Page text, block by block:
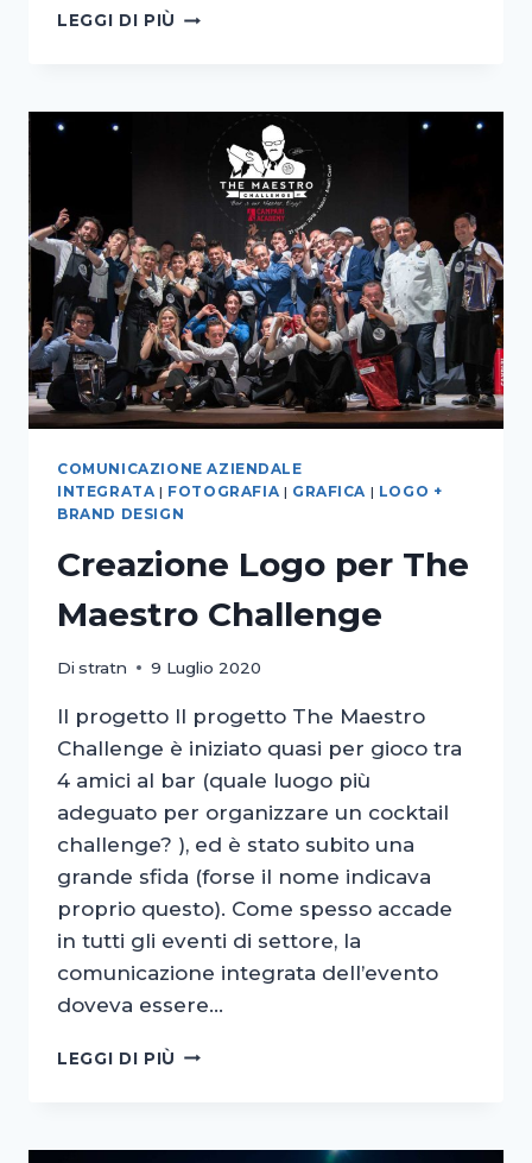
LEGGI DI PIÙ SERVIZIO
E
REPORTAGE
AGRITURISMO
RADUNO
COMUNICAZIONE AZIENDALE
INTEGRATA | FOTOGRAFIA | GRAFICA | LOGO +
BRAND DESIGN
Creazione Logo per The
Maestro Challenge
Di stratn 9 Luglio 2020
Il progetto Il progetto The Maestro
Challenge è iniziato quasi per gioco tra
4 amici al bar (quale luogo più
adeguato per organizzare un cocktail
challenge? ), ed è stato subito una
grande sfida (forse il nome indicava
proprio questo). Come spesso accade
in tutti gli eventi di settore, la
comunicazione integrata dell’evento
doveva essere…
LEGGI DI PIÙ CREAZIONE
MAESTRO